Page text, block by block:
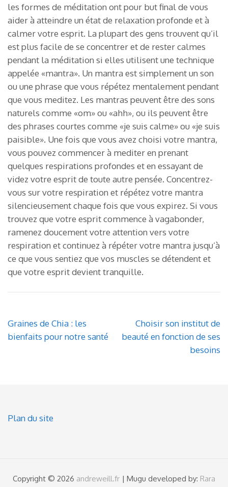
les formes de méditation ont pour but final de vous
aider à atteindre un état de relaxation profonde et à
calmer votre esprit. La plupart des gens trouvent qu’il
est plus facile de se concentrer et de rester calmes
pendant la méditation si elles utilisent une technique
appelée «mantra». Un mantra est simplement un son
ou une phrase que vous répétez mentalement pendant
que vous meditez. Les mantras peuvent être des sons
naturels comme «om» ou «ahh», ou ils peuvent être
des phrases courtes comme «je suis calme» ou «je suis
paisible». Une fois que vous avez choisi votre mantra,
vous pouvez commencer à mediter en prenant
quelques respirations profondes et en essayant de
videz votre esprit de toute autre pensée. Concentrez-
vous sur votre respiration et répétez votre mantra
silencieusement chaque fois que vous expirez. Si vous
trouvez que votre esprit commence à vagabonder,
ramenez doucement votre attention vers votre
respiration et continuez à répéter votre mantra jusqu’à
ce que vous sentiez que vos muscles se détendent et
que votre esprit devient tranquille.
Post
navigation
Graines de Chia : les
bienfaits pour notre santé
Choisir son institut de
beauté en fonction de ses
besoins
Plan du site
Copyright © 2026 andreweill.fr | Mugu developed by: Rara